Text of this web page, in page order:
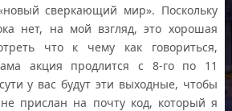
сверкающий мир». Поскольку
нет, на мой взгляд, это хорошая
что к чему как говориться,
акция продлится с 8-го по 11
у вас будут эти выходные, чтобы
прислан на почту код, который я